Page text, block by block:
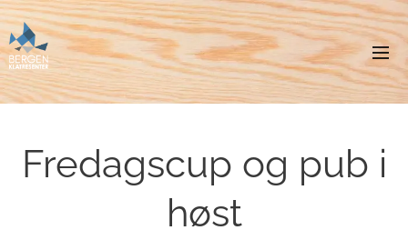
Fredagscup og pub i
høst